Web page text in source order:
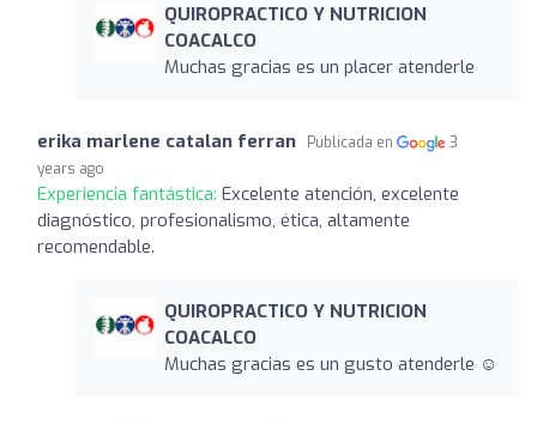
QUIROPRACTICO Y NUTRICION
COACALCO
Muchas gracias es un placer atenderle
erika marlene catalan ferran Publicada en
3
years ago
Experiencia fantástica: Excelente atención, excelente
diagnóstico, profesionalismo, ética, altamente
recomendable.
QUIROPRACTICO Y NUTRICION
COACALCO
Muchas gracias es un gusto atenderle ☺️